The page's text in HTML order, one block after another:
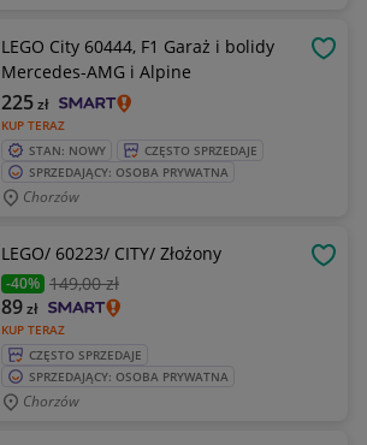
LEGO City 60444, F1 Garaż i bolidy
Mercedes-AMG i Alpine
KUP TERAZ
225zł
STAN: NOWY
CZĘSTO SPRZEDAJE
SPRZEDAJĄCY: OSOBA PRYWATNA
Chorzów
LEGO/ 60223/ CITY/ Złożony
-40% 149,00 zł
KUP TERAZ
89zł
CZĘSTO SPRZEDAJE
SPRZEDAJĄCY: OSOBA PRYWATNA
Chorzów